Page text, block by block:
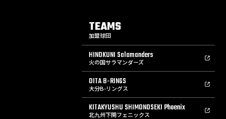
TEAMS
加盟球団
HINOKUNI Salamanders
火の国サラマンダーズ
OITA B-RINGS
大分B-リングス
KITAKYUSHU SHIMONOSEKI Phoenix
北九州下関フェニックス